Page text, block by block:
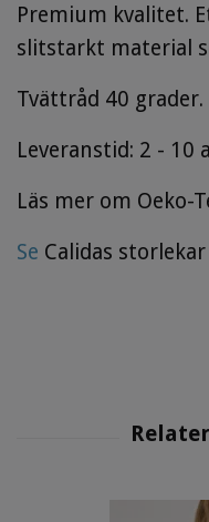
Premium kvalitet.
slitstarkt material
Tvättråd 40 grader.
Leveranstid: 2 - 10
Läs mer om Oeko-
Se Calidas storlekar